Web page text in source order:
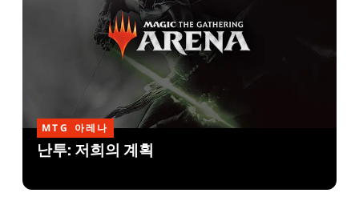
MTG 아레나
난투: 저희의 계획